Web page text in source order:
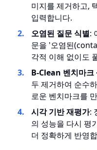
미지를 제거하고,
입력합니다.
오염된 질문 식별:
문을 '오염된
각적 이해 없이도
B-Clean 벤치마크
두 제거하여 순수
로운 벤치마크를
시각 기반 재평가:
의 성능을 다시 평
더 정확하게 반영